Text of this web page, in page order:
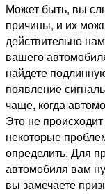
Может быть, вы
причины, и их
действительно
вашего
найдете
появление
чаще, когда
Это не
некоторые
определить. Для
автомобиля вам
вы замечаете